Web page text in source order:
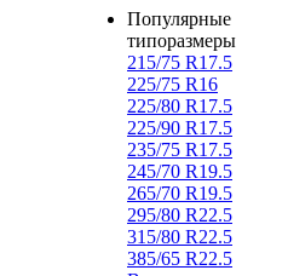
Популярные
типоразмеры
215/75 R17.5
225/75 R16
225/80 R17.5
225/90 R17.5
235/75 R17.5
245/70 R19.5
265/70 R19.5
295/80 R22.5
315/80 R22.5
385/65 R22.5